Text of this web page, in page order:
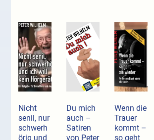
Nicht
senil, nur
schwerh
örig und
Du mich
auch –
Satiren
von Peter
Wenn die
Trauer
kommt –
so geht